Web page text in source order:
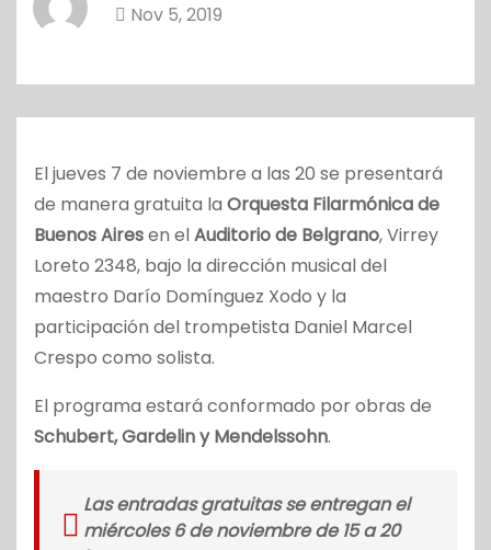
Nov 5, 2019
El jueves 7 de noviembre a las 20 se presentará
de manera gratuita la Orquesta Filarmónica de
Buenos Airesen elAuditorio de Belgrano, Virrey
Loreto 2348, bajo la dirección musical del
maestro Darío Domínguez Xodo y la
participación del trompetista Daniel Marcel
Crespo como solista.
El programa estará conformado por obras de
Schubert, Gardelin y Mendelssohn.
Las entradas gratuitas se entregan el
miércoles 6 de noviembre de 15 a 20